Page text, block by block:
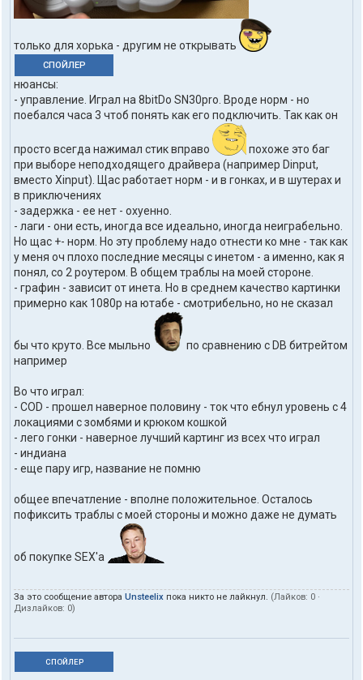
только для хорька - другим не открывать
СПОЙЛЕР
нюансы:
- управление. Играл на 8bitDo SN30pro. Вроде норм - но
поебался часа 3 чтоб понять как его подключить. Так как он
просто всегда нажимал стик вправо
похоже это баг
при выборе неподходящего драйвера (например Dinput,
вместо Xinput). Щас работает норм - и в гонках, и в шутерах и
в приключениях
- задержка - ее нет - охуенно.
- лаги - они есть, иногда все идеально, иногда неиграбельно.
Но щас +- норм. Но эту проблему надо отнести ко мне - так как
у меня оч плохо последние месяцы с инетом - а именно, как я
понял, со 2 роутером. В общем траблы на моей стороне.
- графин - зависит от инета. Но в среднем качество картинки
примерно как 1080p на ютабе - смотрибельно, но не сказал
бы что круто. Все мыльно
по сравнению с DB битрейтом
например
Во что играл:
- COD - прошел наверное половину - ток что ебнул уровень с 4
локациями с зомбями и крюком кошкой
- лего гонки - наверное лучший картинг из всех что играл
- индиана
- еще пару игр, название не помню
общее впечатление - вполне положительное. Осталось
пофиксить траблы с моей стороны и можно даже не думать
об покупке SEX'а
За это сообщение автора Unsteelix пока никто не лайкнул. (Лайков: 0 ·
Дизлайков: 0)
СПОЙЛЕР